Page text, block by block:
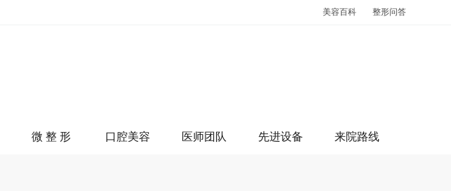
美容百科 整形问答
微 整 形 口腔美容 医师团队 先进设备 来院路线